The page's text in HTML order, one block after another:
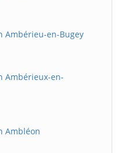
Ambérieu-en-Bugey
Ambérieux-en-
Ambléon